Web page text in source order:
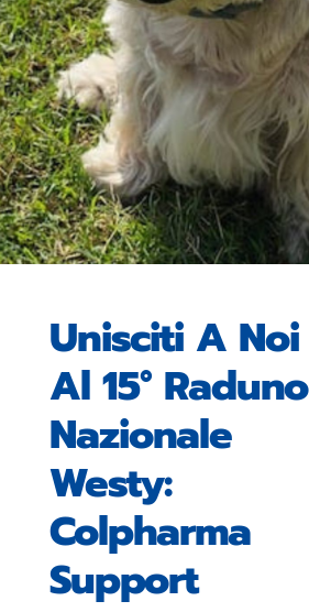
Unisciti A Noi
Al 15° Raduno
Nazionale
Westy:
Colpharma
Support